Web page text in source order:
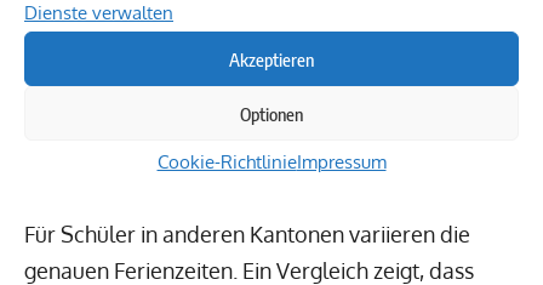
Dienste verwalten
Akzeptieren
Optionen
Cookie-RichtlinieImpressum
Wanderungen in den nahegelegenen Bergen
Besuche von Freizeitparks und Attraktionen in
Teilnahme an regionalen Frühlingsfesten
Für Schüler in anderen Kantonen variieren die
genauen Ferienzeiten. Ein Vergleich zeigt, dass